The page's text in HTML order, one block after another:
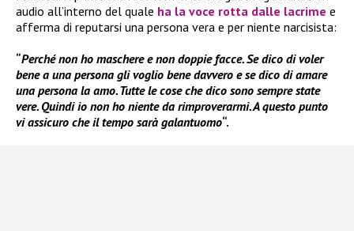
audio all’interno del quale ha la voce rotta dalle lacrime e
afferma di reputarsi una persona vera e per niente narcisista:
“Perché non ho maschere e non doppie facce. Se dico di voler
bene a una persona gli voglio bene davvero e se dico di amare
una persona la amo. Tutte le cose che dico sono sempre state
vere. Quindi io non ho niente da rimproverarmi. A questo punto
vi assicuro che il tempo sarà galantuomo“.